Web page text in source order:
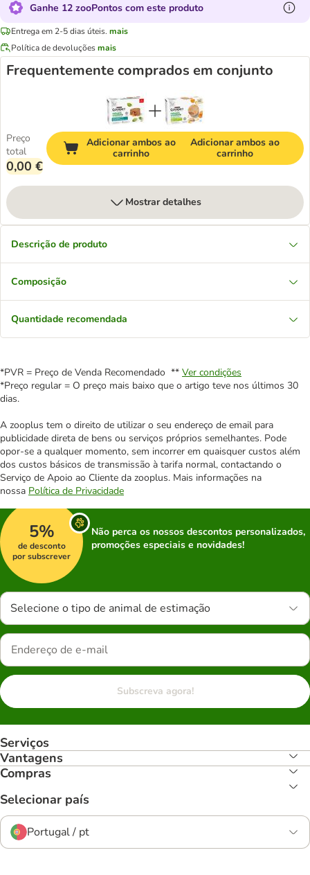
Ganhe 12 zooPontos com este produto
Entrega em 2-5 dias úteis. mais
Política de devoluçõesmais
Frequentemente comprados em conjunto
Preço
total
0,00 €
Adicionar ambos ao
carrinho
Adicionar ambos ao
carrinho
Mostrar detalhes
Descrição de produto
Composição
Quantidade recomendada
*PVR = Preço de Venda Recomendado ** Ver condições
*Preço regular = O preço mais baixo que o artigo teve nos últimos 30
dias.
A zooplus tem o direito de utilizar o seu endereço de email para
publicidade direta de bens ou serviços próprios semelhantes. Pode
opor-se a qualquer momento, sem incorrer em quaisquer custos além
dos custos básicos de transmissão à tarifa normal, contactando o
Serviço de Apoio ao Cliente da zooplus. Mais informações na
nossa Política de Privacidade
5%
de desconto
por subscrever
Não perca os nossos descontos personalizados,
promoções especiais e novidades!
Selecione o tipo de animal de estimação
Subscreva agora!
Serviços
Vantagens
Compras
Selecionar país
Portugal / pt